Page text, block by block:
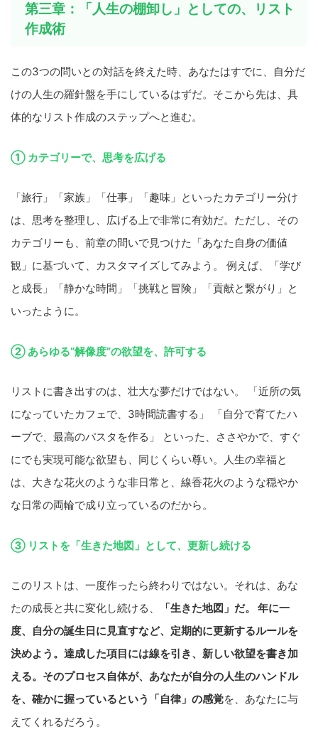
第三章：「人生の棚卸し」としての、リスト
作成術
この3つの問いとの対話を終えた時、あなたはすでに、自分だ
けの人生の羅針盤を手にしているはずだ。そこから先は、具
体的なリスト作成のステップへと進む。
① カテゴリーで、思考を広げる
「旅行」「家族」「仕事」「趣味」といったカテゴリー分け
は、思考を整理し、広げる上で非常に有効だ。ただし、その
カテゴリーも、前章の問いで見つけた「あなた自身の価値
観」に基づいて、カスタマイズしてみよう。 例えば、「学び
と成長」「静かな時間」「挑戦と冒険」「貢献と繋がり」と
いったように。
② あらゆる“解像度”の欲望を、許可する
リストに書き出すのは、壮大な夢だけではない。 「近所の気
になっていたカフェで、3時間読書する」 「自分で育てたハ
ーブで、最高のパスタを作る」 といった、ささやかで、すぐ
にでも実現可能な欲望も、同じくらい尊い。人生の幸福と
は、大きな花火のような非日常と、線香花火のような穏やか
な日常の両輪で成り立っているのだから。
③ リストを「生きた地図」として、更新し続ける
このリストは、一度作ったら終わりではない。それは、あな
たの成長と共に変化し続ける、
「生きた地図」だ。 年に一
度、自分の誕生日に見直すなど、定期的に更新するルールを
決めよう。達成した項目には線を引き、新しい欲望を書き加
える。そのプロセス自体が、あなたが自分の人生のハンドル
を、確かに握っているという「自律」の感覚を、あなたに与
えてくれるだろう。